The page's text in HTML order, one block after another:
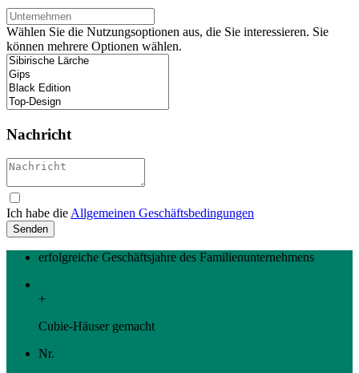
Wählen Sie die Nutzungsoptionen aus, die Sie interessieren. Sie
können mehrere Optionen wählen.
Nachricht
Ich habe die Allgemeinen Geschäftsbedingungen
erfolgreiche Geschäftsjahre des Familienunternehmens
+
Cubie-Häuser gemacht
Nr.